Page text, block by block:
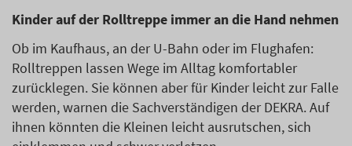
Kinder auf der Rolltreppe immer an die Hand nehmen
Ob im Kaufhaus, an der U-Bahn oder im Flughafen:
Rolltreppen lassen Wege im Alltag komfortabler
zurücklegen. Sie können aber für Kinder leicht zur Falle
werden, warnen die Sachverständigen der DEKRA. Auf
ihnen könnten die Kleinen leicht ausrutschen, sich